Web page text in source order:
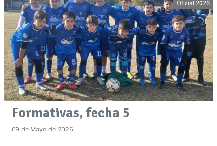
Oficial 2026
Formativas, fecha 5
09 de Mayo de 2026